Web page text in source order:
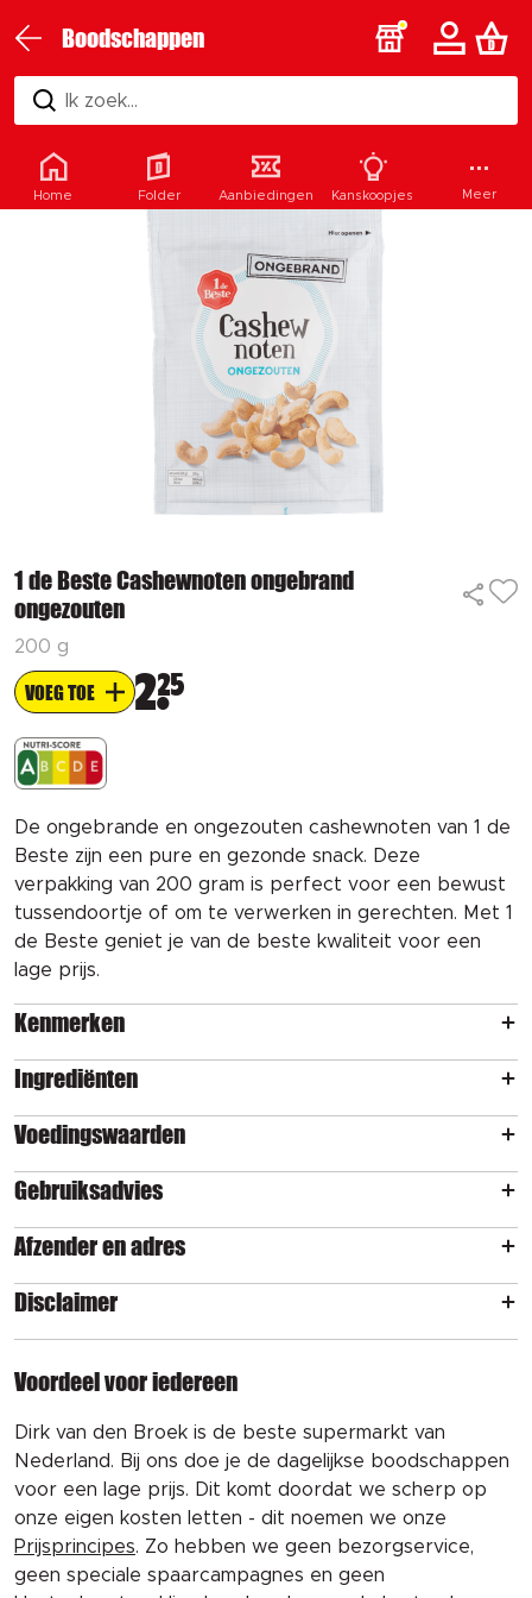
Boodschappen
Ik zoek...
1 de Beste Cashewnoten ongebrand
ongezouten
200 g
VOEG TOE 225
De ongebrande en ongezouten cashewnoten van 1 de
Beste zijn een pure en gezonde snack. Deze
verpakking van 200 gram is perfect voor een bewust
tussendoortje of om te verwerken in gerechten. Met 1
de Beste geniet je van de beste kwaliteit voor een
lage prijs.
Kenmerken
Ingrediënten
Voedingswaarden
Gebruiksadvies
Afzender en adres
Disclaimer
Voordeel voor iedereen
Dirk van den Broek is de beste supermarkt van
Nederland. Bij ons doe je de dagelijkse boodschappen
voor een lage prijs. Dit komt doordat we scherp op
onze eigen kosten letten - dit noemen we onze
Prijsprincipes. Zo hebben we geen bezorgservice,
geen speciale spaarcampagnes en geen
Home Folder Aanbiedingen Kanskoopjes Meer